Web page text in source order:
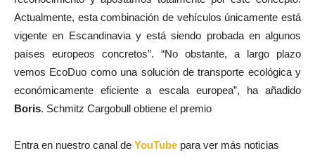
Actualmente, esta combinación de vehículos únicamente está
vigente en Escandinavia y está siendo probada en algunos
países europeos concretos”. “No obstante, a largo plazo
vemos EcoDuo como una solución de transporte ecológica y
económicamente eficiente a escala europea”, ha añadido
Boris. Schmitz Cargobull obtiene el premio
Entra en nuestro canal de YouTube para ver más noticias